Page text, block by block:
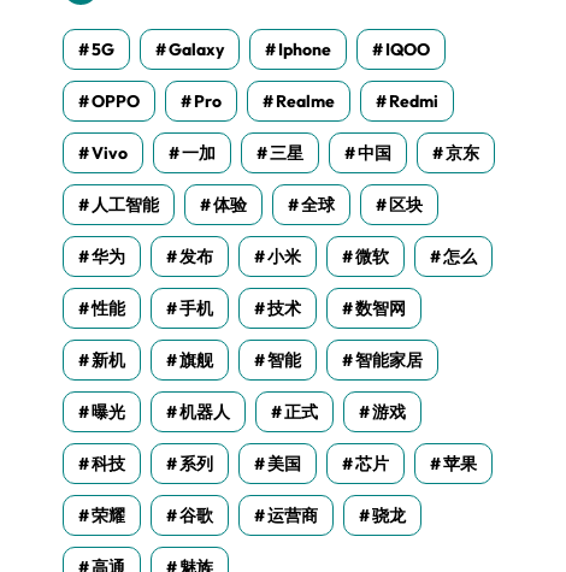
5G Galaxy Iphone IQOO
OPPO Pro Realme Redmi
Vivo 一加 三星 中国 京东
人工智能 体验 全球 区块
华为 发布 小米 微软 怎么
性能 手机 技术 数智网
新机 旗舰 智能 智能家居
曝光 机器人 正式 游戏
科技 系列 美国 芯片 苹果
荣耀 谷歌 运营商 骁龙
高通 魅族